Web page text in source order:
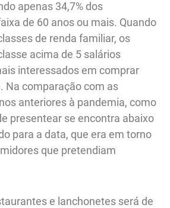
apenas 34,7% dos
de 60 anos ou mais. Quando
de renda familiar, os
acima de 5 salários
interessados em comprar
Na comparação com as
anteriores à pandemia, como
presentear se encontra abaixo
para a data, que era em torno
que pretendiam
e lanchonetes será de